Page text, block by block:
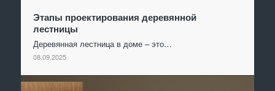
Этапы проектирования деревянной
лестницы
Деревянная лестница в доме – это…
08.09.2025